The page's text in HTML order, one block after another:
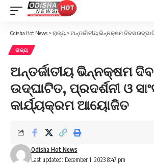
Odisha Hot News > ରାଜ୍ୟ > ଅନ୍ତର୍ଜାତୀୟ ଭିନ୍ନକ୍ଷମ ଦିବସ ଉଦ୍‌ଘାଟିତ,
ରାଜ୍ୟ
ଅନ୍ତର୍ଜାତୀୟ ଭିନ୍ନକ୍ଷମ
ଉଦ୍‌ଘାଟିତ, ପ୍ରଦର୍ଶନୀ ଓ
କାର୍ଯ୍ୟକ୍ରମ ଆୟୋଜିତ
Last updated: December 1, 2023 8:47 pm
Odisha Hot News